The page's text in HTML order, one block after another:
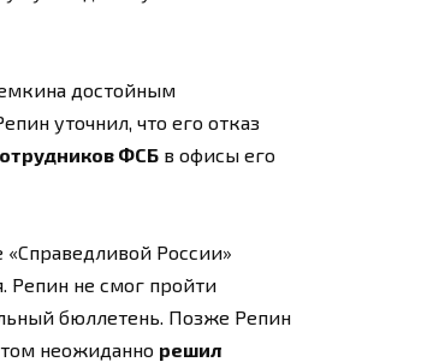
достойным
уточнил, что его отказ
ФСБ в офисы его
«Справедливой России»
Репин не смог пройти
бюллетень. Позже Репин
неожиданно решил